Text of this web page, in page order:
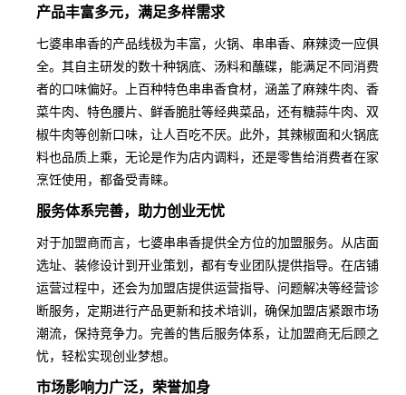
产品丰富多元，满足多样需求
七婆串串香的产品线极为丰富，火锅、串串香、麻辣烫一应俱
全。其自主研发的数十种锅底、汤料和蘸碟，能满足不同消费
者的口味偏好。上百种特色串串香食材，涵盖了麻辣牛肉、香
菜牛肉、特色腰片、鲜香脆肚等经典菜品，还有糖蒜牛肉、双
椒牛肉等创新口味，让人百吃不厌。此外，其辣椒面和火锅底
料也品质上乘，无论是作为店内调料，还是零售给消费者在家
烹饪使用，都备受青睐。
服务体系完善，助力创业无忧
对于加盟商而言，七婆串串香提供全方位的加盟服务。从店面
选址、装修设计到开业策划，都有专业团队提供指导。在店铺
运营过程中，还会为加盟店提供运营指导、问题解决等经营诊
断服务，定期进行产品更新和技术培训，确保加盟店紧跟市场
潮流，保持竞争力。完善的售后服务体系，让加盟商无后顾之
忧，轻松实现创业梦想。
市场影响力广泛，荣誉加身